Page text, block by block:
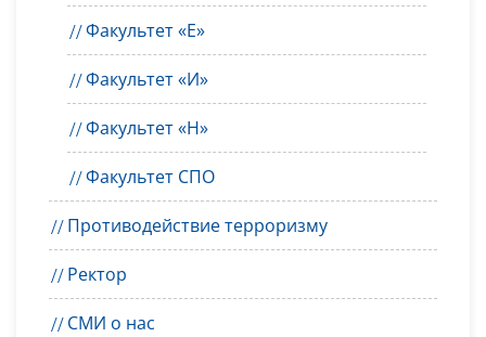
Факультет «Е»
Факультет «И»
Факультет «Н»
Факультет СПО
Противодействие терроризму
Ректор
СМИ о нас